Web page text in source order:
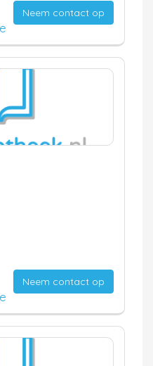
Neem contact op
Neem contact op